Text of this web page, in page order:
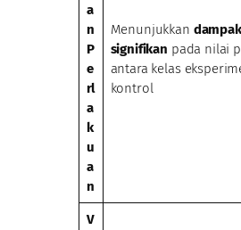
a
n
P
e
rl
a
k
u
a
n
Menunjukkan dampak
signifikan pada nilai
antara kelas
kontrol
V